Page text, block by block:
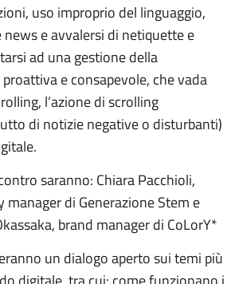
uso improprio del linguaggio,
e avvalersi di netiquette e
ad una gestione della
e consapevole, che vada
l’azione di scrolling
di notizie negative o disturbanti)
saranno: Chiara Pacchioli,
di Generazione Stem e
brand manager di CoLorY*
un dialogo aperto sui temi più
digitale, tra cui: come funzionano i